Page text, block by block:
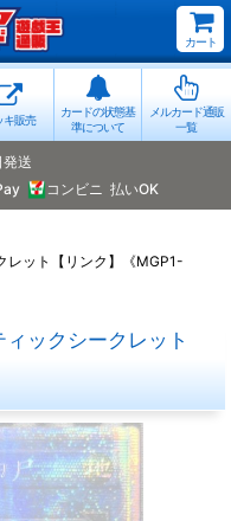
カート
キ販売
カードの状態基
準について
メルカード通販
一覧
送
コンビニ 払いOK
レット【リンク】《MGP1-
ックシークレット